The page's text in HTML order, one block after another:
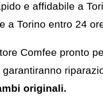
e affidabile a
a Torino entro 24
Comfee pronto
originali.